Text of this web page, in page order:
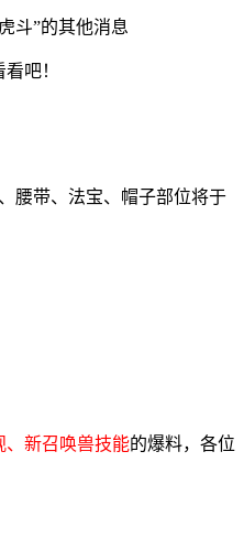
斗”的其他消息
吧！
腰带、法宝、帽子部位将于
、新召唤兽技能的爆料，各位